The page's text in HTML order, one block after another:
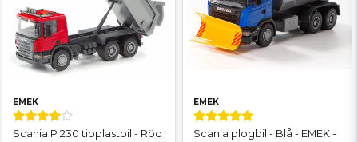
EMEK
Scania P 230 tipplastbil - Röd
EMEK
Scania plogbil - Blå - EMEK -